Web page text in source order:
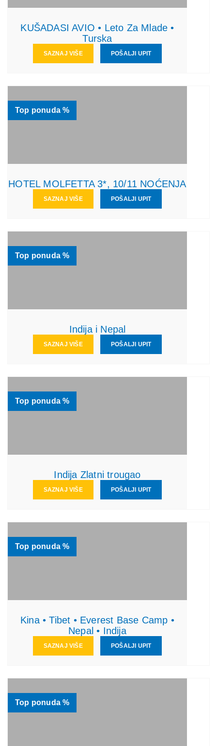
KUŠADASI AVIO • Leto Za Mlade •
Turska
SAZNAJ VIŠE POŠALJI UPIT
HOTEL MOLFETTA 3*, 10/11 NOĆENJA
SAZNAJ VIŠE POŠALJI UPIT
Top ponuda %
Indija i Nepal
SAZNAJ VIŠE POŠALJI UPIT
Top ponuda %
Indija Zlatni trougao
SAZNAJ VIŠE POŠALJI UPIT
Top ponuda %
Kina • Tibet • Everest Base Camp •
Nepal • Indija
SAZNAJ VIŠE POŠALJI UPIT
Top ponuda %
Top ponuda %